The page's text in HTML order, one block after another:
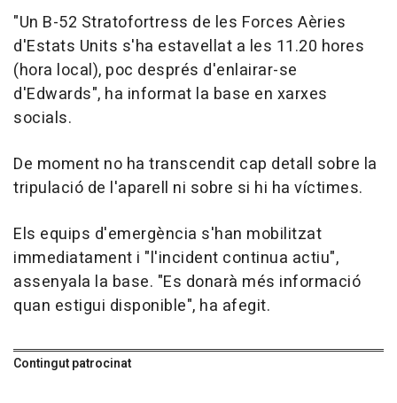
"Un B-52 Stratofortress de les Forces Aèries
d'Estats Units s'ha estavellat a les 11.20 hores
(hora local), poc després d'enlairar-se
d'Edwards", ha informat la base en xarxes
socials.
De moment no ha transcendit cap detall sobre la
tripulació de l'aparell ni sobre si hi ha víctimes.
Els equips d'emergència s'han mobilitzat
immediatament i "l'incident continua actiu",
assenyala la base. "Es donarà més informació
quan estigui disponible", ha afegit.
Contingut patrocinat